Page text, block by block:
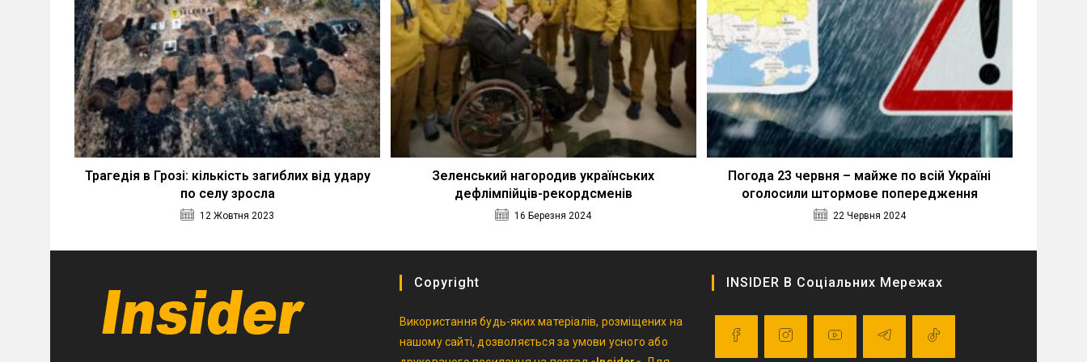
Трагедія в Грозі: кількість загиблих від удару
по селу зросла
12 Жовтня 2023
Зеленський нагородив українських
дефлімпійців-рекордсменів
16 Березня 2024
Погода 23 червня – майже по всій Україні
оголосили штормове попередження
22 Червня 2024
Copyright
Використання будь-яких матеріалів, розміщених на
нашому сайті, дозволяється за умови усного або
INSIDER В Соціальних Мережах